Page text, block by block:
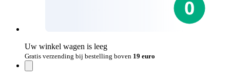
Uw winkel wagen is leeg
Gratis verzending bij bestelling boven 19 euro